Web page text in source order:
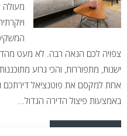
מעולה
צפויה לכם הנאה רבה. לא מעט
ישנות, מתפוררות, והכי גרוע
אחת למקסם את פוטנציאל דירתכם
באמצעות פיצול הדירה הגדול...
READ MORE